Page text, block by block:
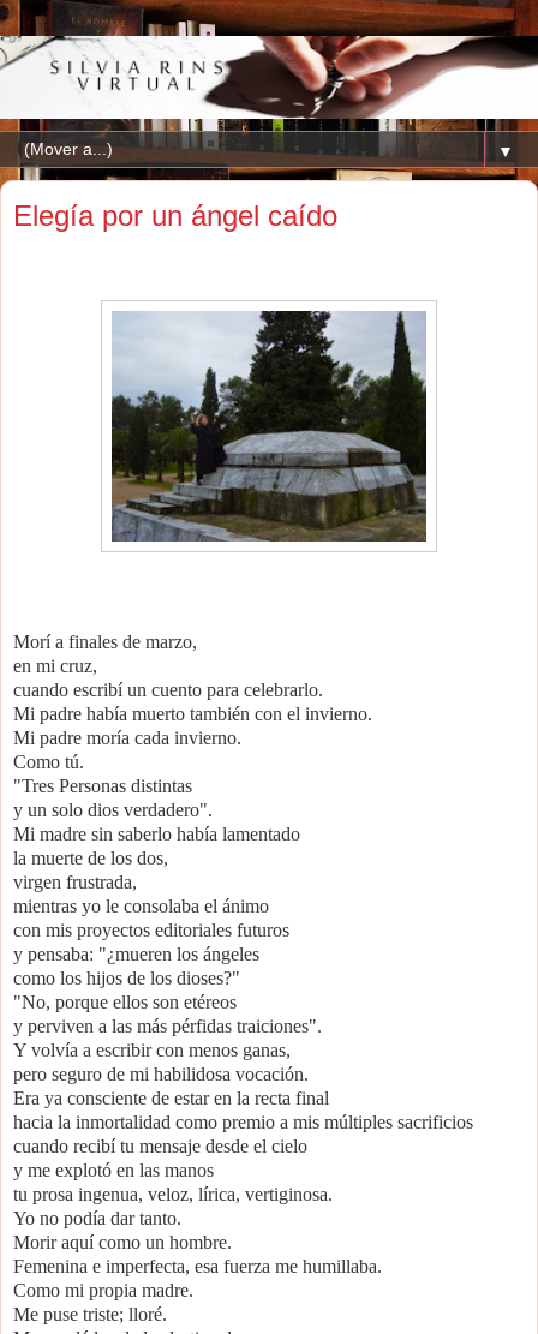
▼
Elegía por un ángel caído
Morí a finales de marzo,
en mi cruz,
cuando escribí un cuento para celebrarlo.
Mi padre había muerto también con el invierno.
Mi padre moría cada invierno.
Como tú.
"Tres Personas distintas
y un solo dios verdadero".
Mi madre sin saberlo había lamentado
la muerte de los dos,
virgen frustrada,
mientras yo le consolaba el ánimo
con mis proyectos editoriales futuros
y pensaba: "¿mueren los ángeles
como los hijos de los dioses?"
"No, porque ellos son etéreos
y perviven a las más pérfidas traiciones".
Y volvía a escribir con menos ganas,
pero seguro de mi habilidosa vocación.
Era ya consciente de estar en la recta final
hacia la inmortalidad como premio a mis múltiples sacrificios
cuando recibí tu mensaje desde el cielo
y me explotó en las manos
tu prosa ingenua, veloz, lírica, vertiginosa.
Yo no podía dar tanto.
Morir aquí como un hombre.
Femenina e imperfecta, esa fuerza me humillaba.
Como mi propia madre.
Me puse triste; lloré.